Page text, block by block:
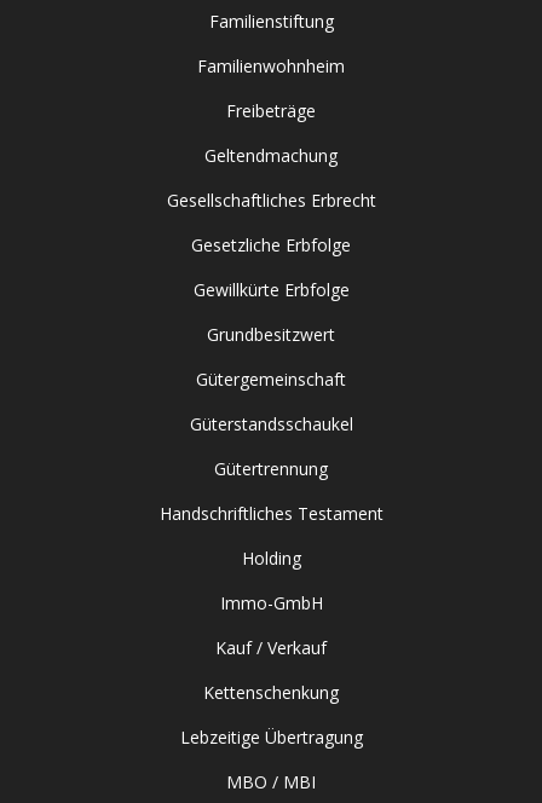
Familienstiftung
Familienwohnheim
Freibeträge
Geltendmachung
Gesellschaftliches Erbrecht
Gesetzliche Erbfolge
Gewillkürte Erbfolge
Grundbesitzwert
Gütergemeinschaft
Güterstandsschaukel
Gütertrennung
Handschriftliches Testament
Holding
Immo-GmbH
Kauf / Verkauf
Kettenschenkung
Lebzeitige Übertragung
MBO / MBI